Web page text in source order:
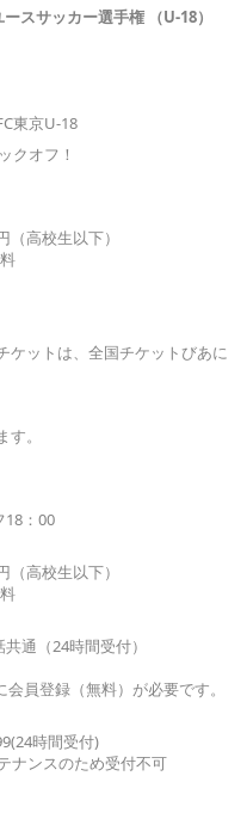
スサッカー選手権 （U-18）
東京U-18
クオフ！
高校生以下）
ケットは、全国チケットびあに
。
：00
高校生以下）
通（24時間受付）
員登録（無料）が必要です。
時間受付)
ナンスのため受付不可